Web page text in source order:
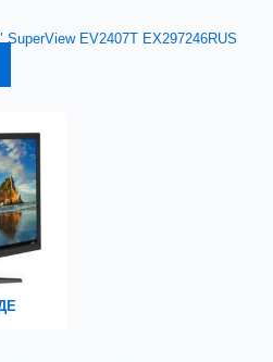
SuperView EV2407T EX297246RUS